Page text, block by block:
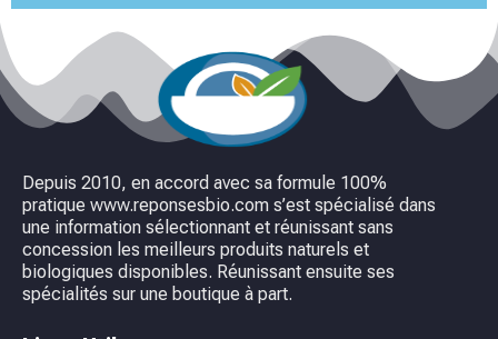
Depuis 2010, en accord avec sa formule 100%
pratique www.reponsesbio.com s’est spécialisé dans
une information sélectionnant et réunissant sans
concession les meilleurs produits naturels et
biologiques disponibles. Réunissant ensuite ses
spécialités sur une boutique à part.